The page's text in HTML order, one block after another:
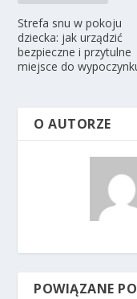
Strefa snu w pokoju
dziecka: jak urządzić
bezpieczne i przytulne
miejsce do
O AUTORZE
POWIĄZANE